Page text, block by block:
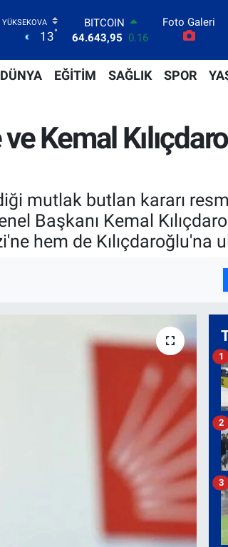
13°
DOLAR
47,6704
0
55,0406
-0.08
STERLİN
6500.87 0.12
BİST100
Foto Galeri
DÜNYA EĞİTİM SAĞLIK SPOR
Kemal
mutlak butlan kararı
Başkanı Kemal
hem de Kılıçdaroğlu'na
1
2
3